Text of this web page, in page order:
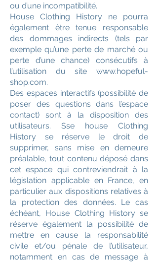
ou d’une incompatibilité.
House Clothing History ne pourra
également être tenue responsable
des dommages indirects (tels par
exemple qu’une perte de marché ou
perte d’une chance) consécutifs à
l’utilisation du site www.hopeful-
shop.com.
Des espaces interactifs (possibilité de
poser des questions dans l’espace
contact) sont à la disposition des
utilisateurs. Sse house Clothing
History se réserve le droit de
supprimer, sans mise en demeure
préalable, tout contenu déposé dans
cet espace qui contreviendrait à la
législation applicable en France, en
particulier aux dispositions relatives à
la protection des données. Le cas
échéant, House Clothing History se
réserve également la possibilité de
mettre en cause la responsabilité
civile et/ou pénale de l’utilisateur,
notamment en cas de message à